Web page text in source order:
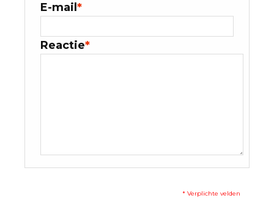
E-mail *
Reactie*
* Verplichte velden